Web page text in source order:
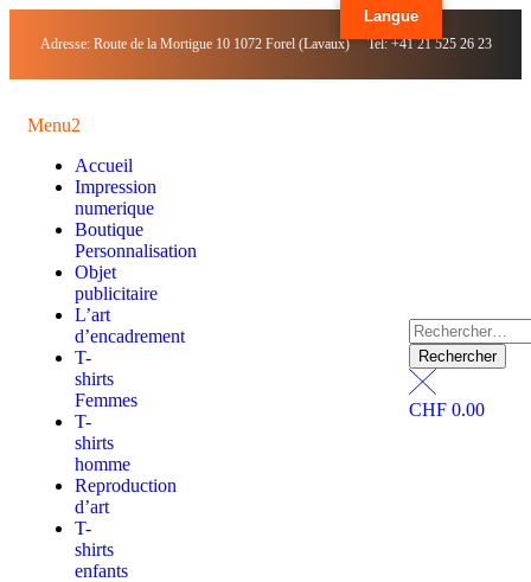
Adresse: Route de la Mortigue 10 1072 Forel (Lavaux) Tel: +41 21 525 26 23
Menu2
Accueil
Impression
numerique
Boutique
Personnalisation
Objet
publicitaire
L’art
d’encadrement
T-
shirts
Femmes
T-
shirts
homme
Reproduction
d’art
T-
shirts
enfants
CHF0.00
Langue